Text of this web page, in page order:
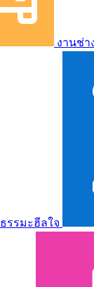
งานช่า
ธรรมะฮีลใจ